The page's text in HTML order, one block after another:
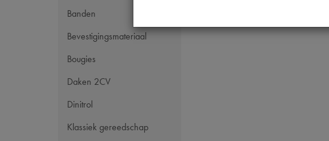
Banden
Bevestigingsmateriaal
Bougies
Daken 2CV
Dinitrol
Klassiek gereedschap